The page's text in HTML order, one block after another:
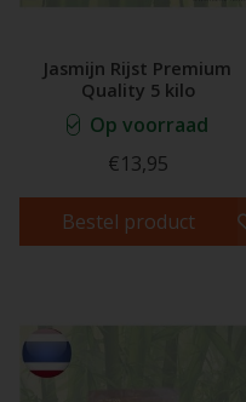
Jasmijn Rijst Premium
Quality 5 kilo
Op voorraad
€13,95
Bestel product